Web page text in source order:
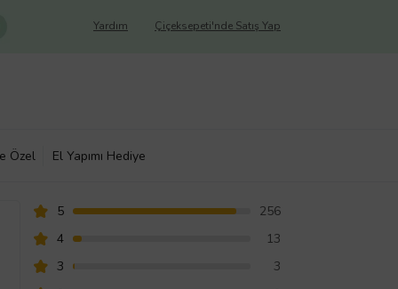
Çiçeksepeti'nde Satış Yap
Yardım
Özel El Yapımı Hediye
5
256
4
13
3
3